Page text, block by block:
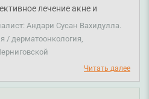
лечение акне и
Все прошло комфортно,
Благодарю
и Юлие за скорость и
Андари Сусан Вахидулла.
/ дерматоонкология,
Читать далее